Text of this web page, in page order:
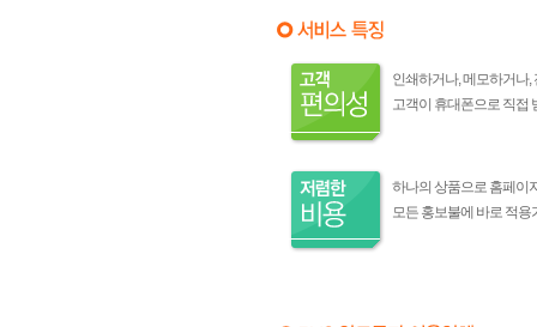
인쇄하거나, 메모하거나,
고객이 휴대폰으로 직접
하나의 상품으로 홈페이
모든 홍보불에 바로 적용